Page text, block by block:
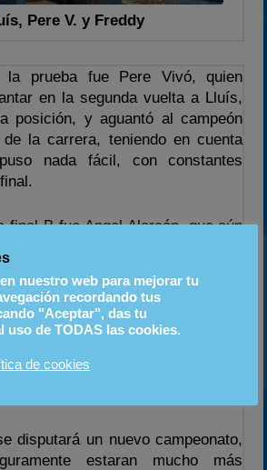
Pere V. y Freddy
la prueba fue Pere Vivó, quien
en la segunda vuelta a Lluís,
posición, y aguantó al campeón
la carrera, teniendo en cuenta
nada fácil, con constantes
final B fue Angel Alarcón, que aún
Jordi Pou y 3º Santi Vila, siendo
carrera.
una docena de pilotos de GPK en
resistencia organizada por
el broche final a la temporada
disputará un nuevo campeonato,
estaran mucho más
nuestro web para mejorar tu
recordando tus
"Aceptar", das tu
uso de TODAS las cookies.
de cookies